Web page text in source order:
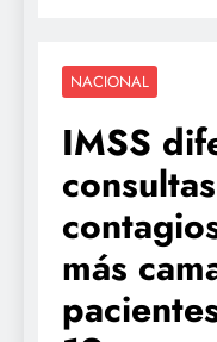
NACIONAL
IMSS
más